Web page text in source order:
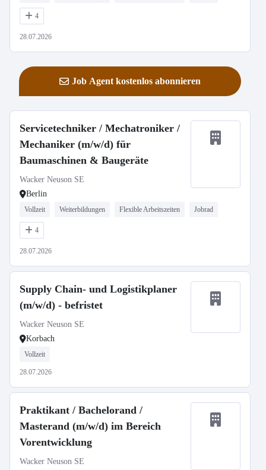
4
28.07.2026
Job Agent kostenlos abonnieren
Servicetechniker / Mechatroniker /
Mechaniker (m/w/d) für
Baumaschinen & Baugeräte
Wacker Neuson SE
Berlin
Vollzeit Weiterbildungen Flexible Arbeitszeiten Jobrad
4
28.07.2026
Supply Chain- und Logistikplaner
(m/w/d) - befristet
Wacker Neuson SE
Korbach
Vollzeit
28.07.2026
Praktikant / Bachelorand /
Masterand (m/w/d) im Bereich
Vorentwicklung
Wacker Neuson SE